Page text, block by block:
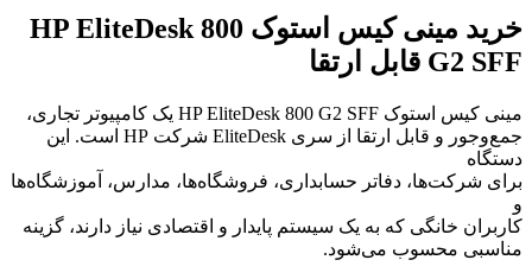
خرید مینی کیس استوک HP EliteDesk 800
G2 SFF قابل ارتقا
مینی کیس استوک HP EliteDesk 800 G2 SFF یک کامپیوتر تجاری،
جمع‌وجور و قابل ارتقا از سری EliteDesk شرکت HP است. این
دستگاه
برای شرکت‌ها، دفاتر حسابداری، فروشگاه‌ها، مدارس، آموزشگاه‌ها
و
کاربران خانگی که به یک سیستم پایدار و اقتصادی نیاز دارند، گزینه
مناسبی محسوب می‌شود.